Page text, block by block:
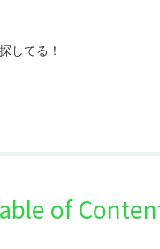
してる！
of